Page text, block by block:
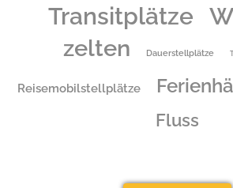
Transitplätze
zelten Dauerstellplätze
Reisemobilstellplätze
Fluss